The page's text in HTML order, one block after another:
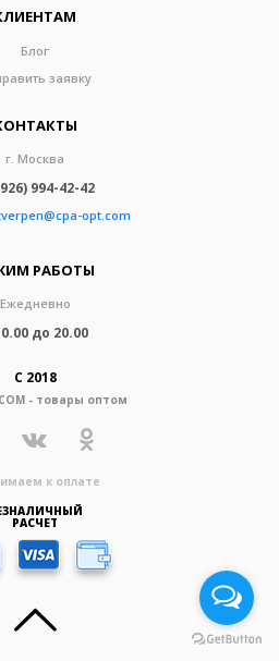
Блог
заявку
г. Москва
994-42-42
opt.com
РАБОТЫ
Ежедневно
до 20.00
С 2018
- товары оптом
к оплате
РАСЧЕТ